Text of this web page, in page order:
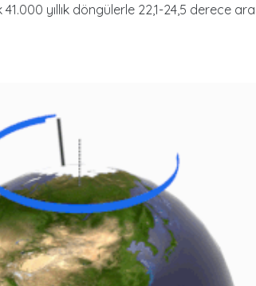
yıllık döngülerle 22,1-24,5 derece